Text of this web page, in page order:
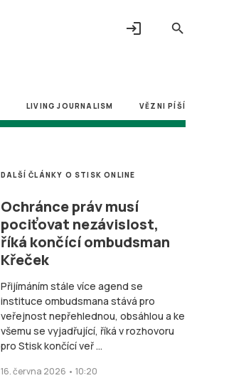
search
login
LIVING JOURNALISM VĚZNI PÍŠÍ
DALŠÍ ČLÁNKY O STISK ONLINE
Ochránce práv musí
pociťovat nezávislost,
říká končící ombudsman
Křeček
Přijímáním stále více agend se
instituce ombudsmana stává pro
veřejnost nepřehlednou, obsáhlou a ke
všemu se vyjadřující, říká v rozhovoru
pro Stisk končící veř ...
16. června 2026 • 10:20